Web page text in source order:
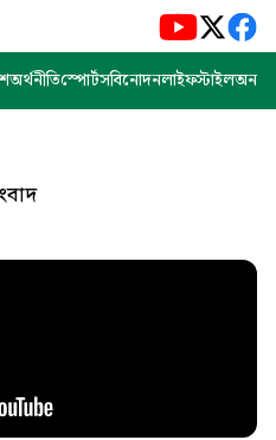
অর্থনীতিস্পোর্টসবিনোদনলাইফস্টাইল